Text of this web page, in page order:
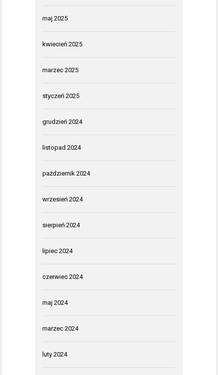
maj 2025
kwiecień 2025
marzec 2025
styczeń 2025
grudzień 2024
listopad 2024
październik 2024
wrzesień 2024
sierpień 2024
lipiec 2024
czerwiec 2024
maj 2024
marzec 2024
luty 2024